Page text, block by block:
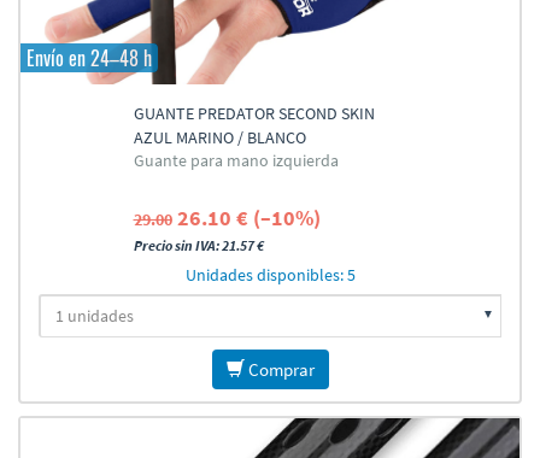
Envío en 24–48 h
GUANTE PREDATOR SECOND SKIN
AZUL MARINO / BLANCO
Guante para mano izquierda
29.00 26.10 € (–10%)
Precio sin IVA: 21.57 €
Unidades disponibles: 5
Comprar